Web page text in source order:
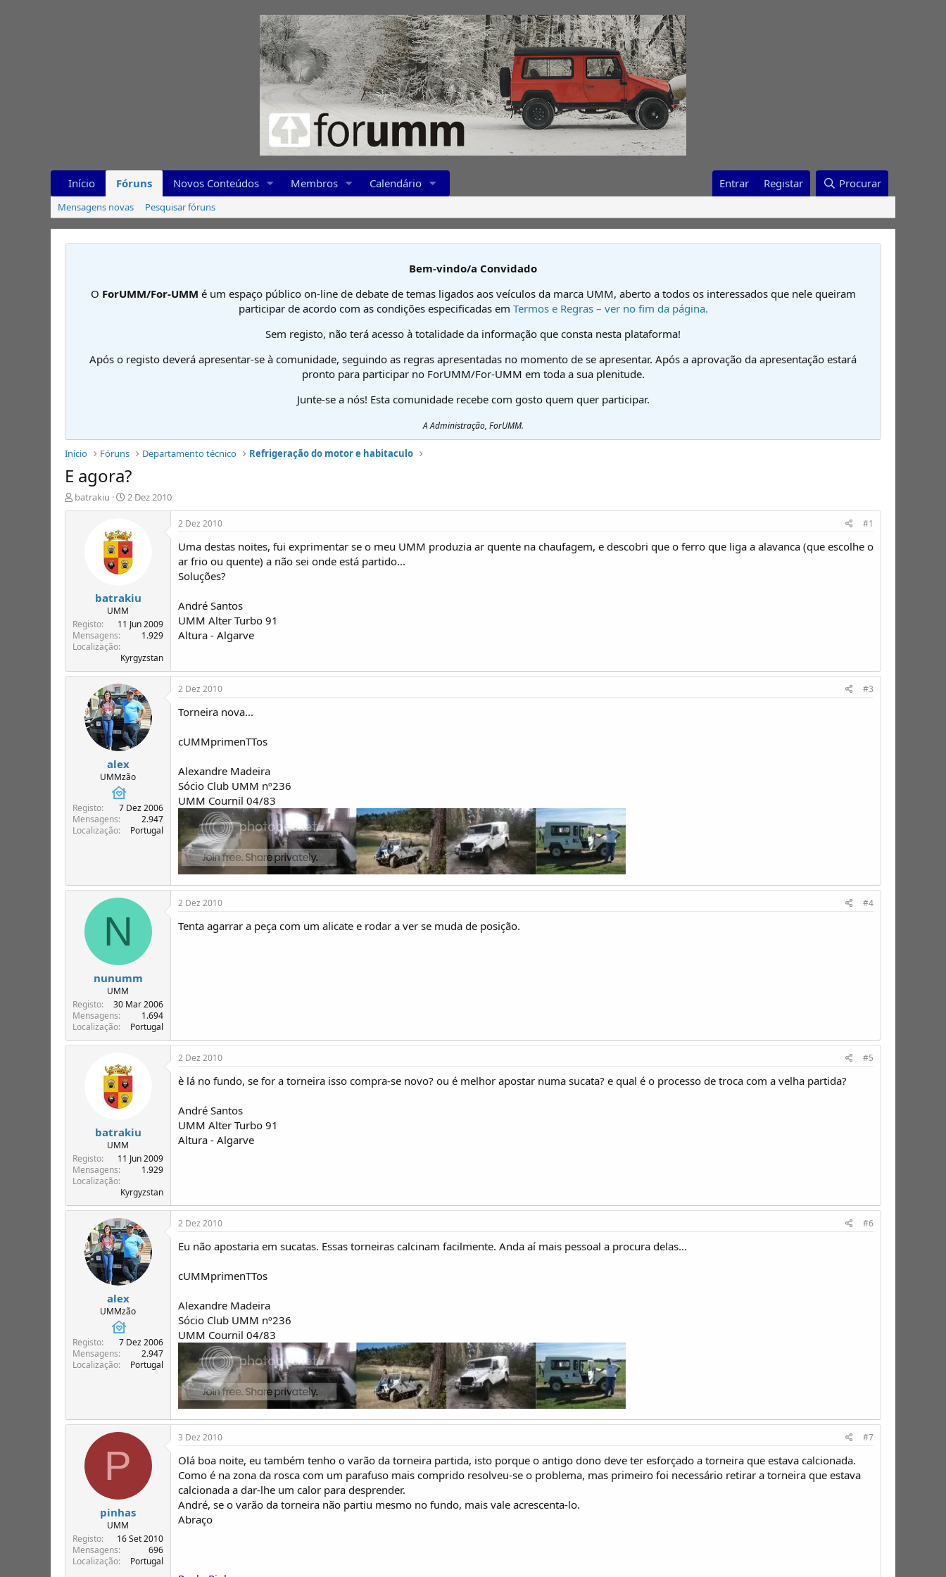
Início Fóruns Novos Conteúdos Membros Calendário Entrar Registar Procurar
Mensagens novas Pesquisar fóruns
Bem-vindo/a Convidado
O ForUMM/For-UMM é um espaço público on-line de debate de temas ligados aos veículos da marca UMM, aberto a todos os interessados que nele queiram
participar de acordo com as condições especificadas em Termos e Regras – ver no fim da página.
Sem registo, não terá acesso à totalidade da informação que consta nesta plataforma!
Após o registo deverá apresentar-se à comunidade, seguindo as regras apresentadas no momento de se apresentar. Após a aprovação da apresentação estará
pronto para participar no ForUMM/For-UMM em toda a sua plenitude.
Junte-se a nós! Esta comunidade recebe com gosto quem quer participar.
A Administração, ForUMM.
Início Fóruns Departamento técnico Refrigeração do motor e habitaculo
E agora?
I
n
e
T
ó
i
batrakiu
D
a
a
d
e
i
í
c
2 Dez 2010
batrakiu
UMM
Registo
11 Jun 2009
Mensagens
1.929
Localização
Kyrgyzstan
2 Dez 2010 #1
Uma destas noites, fui exprimentar se o meu UMM produzia ar quente na chaufagem, e descobri que o ferro que liga a alavanca (que escolhe o
ar frio ou quente) a não sei onde está partido...
Soluções?
André Santos
UMM Alter Turbo 91
Altura - Algarve
alex
UMMzão
Registo
7 Dez 2006
Mensagens
2.947
Localização
Portugal
2 Dez 2010 #3
Torneira nova...
cUMMprimenTTos
Alexandre Madeira
Sócio Club UMM nº236
UMM Cournil 04/83
N
nunumm
UMM
Registo
30 Mar 2006
Mensagens
1.694
Localização
Portugal
2 Dez 2010 #4
Tenta agarrar a peça com um alicate e rodar a ver se muda de posição.
batrakiu
UMM
Registo
11 Jun 2009
Mensagens
1.929
Localização
Kyrgyzstan
2 Dez 2010 #5
è lá no fundo, se for a torneira isso compra-se novo? ou é melhor apostar numa sucata? e qual é o processo de troca com a velha partida?
André Santos
UMM Alter Turbo 91
Altura - Algarve
alex
UMMzão
Registo
7 Dez 2006
Mensagens
2.947
Localização
Portugal
2 Dez 2010 #6
Eu não apostaria em sucatas. Essas torneiras calcinam facilmente. Anda aí mais pessoal a procura delas...
cUMMprimenTTos
Alexandre Madeira
Sócio Club UMM nº236
UMM Cournil 04/83
P
pinhas
UMM
Registo
16 Set 2010
Mensagens
696
Localização
Portugal
3 Dez 2010 #7
Olá boa noite, eu também tenho o varão da torneira partida, isto porque o antigo dono deve ter esforçado a torneira que estava calcionada.
Como é na zona da rosca com um parafuso mais comprido resolveu-se o problema, mas primeiro foi necessário retirar a torneira que estava
calcionada a dar-lhe um calor para desprender.
André, se o varão da torneira não partiu mesmo no fundo, mais vale acrescenta-lo.
Abraço